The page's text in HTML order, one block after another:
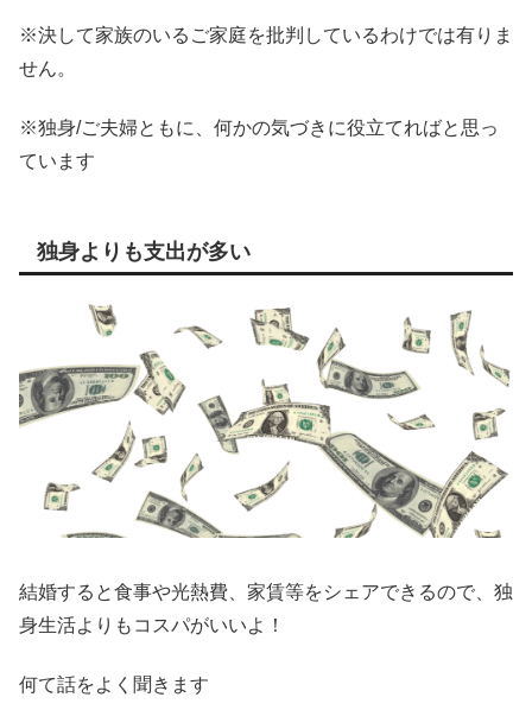
※決して家族のいるご家庭を批判しているわけでは有りま
せん。
※独身/ご夫婦ともに、何かの気づきに役立てればと思っ
ています
独身よりも支出が多い
結婚すると食事や光熱費、家賃等をシェアできるので、独
身生活よりもコスパがいいよ！
何て話をよく聞きます